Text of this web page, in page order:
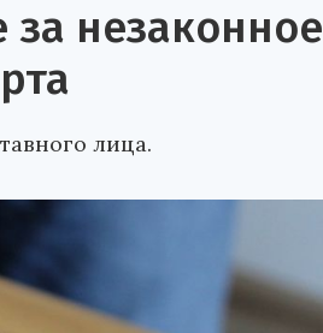
за незаконное
лица.